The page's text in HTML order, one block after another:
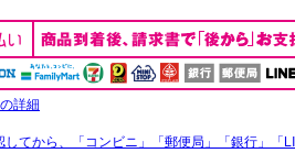
詳細
してから、「コンビニ」「郵便局」「銀行」「